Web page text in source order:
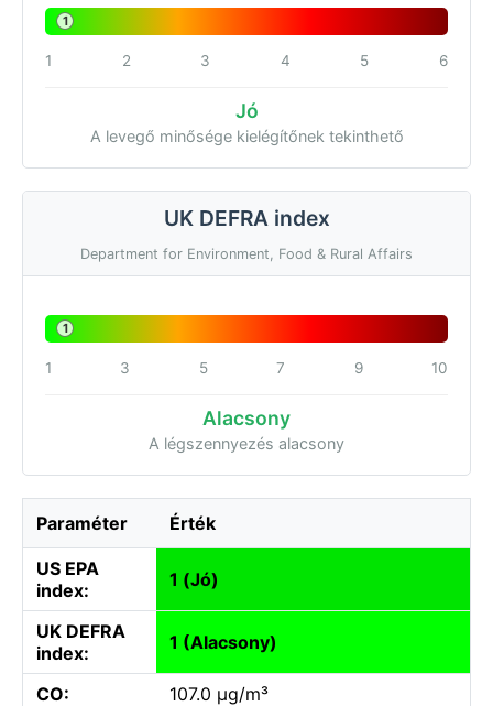
1
1 2 3 4 5 6
Jó
A levegő minősége kielégítőnek tekinthető
UK DEFRA index
Department for Environment, Food & Rural Affairs
1
1 3 5 7 9 10
Alacsony
A légszennyezés alacsony
Paraméter Érték
US EPA
index:
1 (Jó)
UK DEFRA
index:
1 (Alacsony)
CO:
107.0 µg/m³